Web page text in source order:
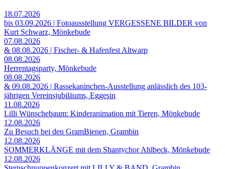
18.07.2026
bis 03.09.2026 | Fotoausstellung VERGESSENE BILDER von
Kurt Schwarz, Mönkebude
07.08.2026
& 08.08.2026 | Fischer- & Hafenfest Altwarp
08.08.2026
Herrentagsparty, Mönkebude
08.08.2026
& 09.08.2026 | Rassekaninchen-Ausstellung anlässlich des 103-
jährigen Vereinsjubiläums, Eggesin
11.08.2026
Lilli Wünschebaum: Kinderanimation mit Tieren, Mönkebude
12.08.2026
Zu Besuch bei den GramBienen, Grambin
12.08.2026
SOMMERKLÄNGE mit dem Shantychor Ahlbeck, Mönkebude
12.08.2026